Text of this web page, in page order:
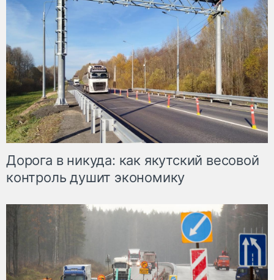
Дорога в никуда: как якутский весовой
контроль душит экономику